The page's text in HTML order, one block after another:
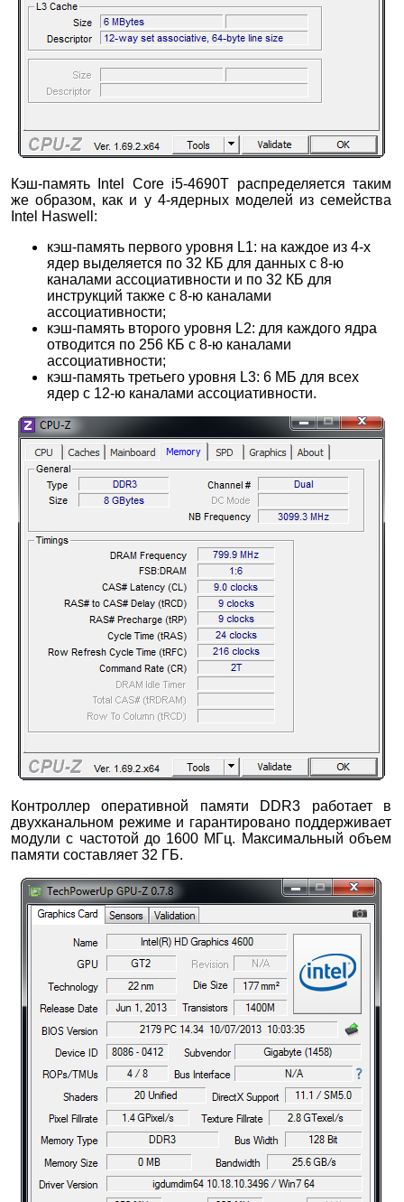
Кэш-память Intel Core i5-4690T распределяется таким
же образом, как и у 4-ядерных моделей из семейства
Intel Haswell:
кэш-память первого уровня L1: на каждое из 4-х
ядер выделяется по 32 КБ для данных с 8-ю
каналами ассоциативности и по 32 КБ для
инструкций также с 8-ю каналами
ассоциативности;
кэш-память второго уровня L2: для каждого ядра
отводится по 256 КБ с 8-ю каналами
ассоциативности;
кэш-память третьего уровня L3: 6 МБ для всех
ядер с 12-ю каналами ассоциативности.
Контроллер оперативной памяти DDR3 работает в
двухканальном режиме и гарантировано поддерживает
модули с частотой до 1600 МГц. Максимальный объем
памяти составляет 32 ГБ.